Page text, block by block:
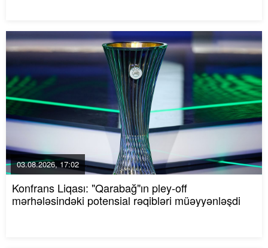
03.08.2026, 17:02
Konfrans Liqası: "Qarabağ"ın pley-off
mərhələsindəki potensial rəqibləri müəyyənləşdi